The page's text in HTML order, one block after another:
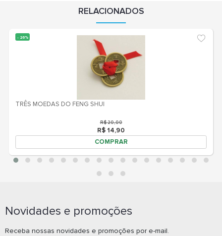
RELACIONADOS
Novidades e promoções
Receba nossas novidades e promoções por e-mail.